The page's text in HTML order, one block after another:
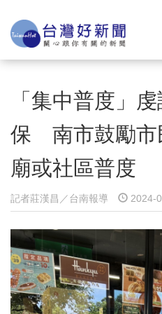
「集中普度」
保 南市鼓勵市
廟或社區普度
記者莊漢昌／台南報導 2024-